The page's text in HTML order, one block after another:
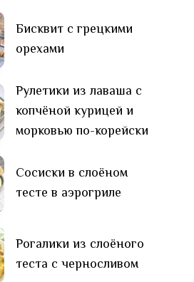
Бисквит с грецкими
орехами
Рулетики из лаваша с
копчёной курицей и
морковью по-корейски
Сосиски в слоёном
тесте в аэрогриле
Рогалики из слоёного
теста с черносливом